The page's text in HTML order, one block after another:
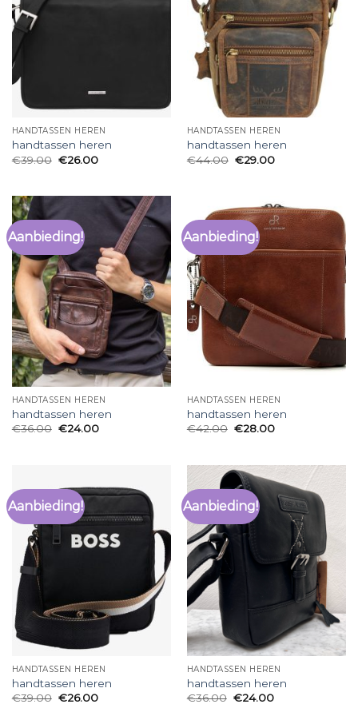
HANDTASSEN HEREN
handtassen heren
€39.00 €26.00
HANDTASSEN HEREN
handtassen heren
€44.00 €29.00
Aanbieding!
HANDTASSEN HEREN
handtassen heren
€36.00 €24.00
Aanbieding!
HANDTASSEN HEREN
handtassen heren
€42.00 €28.00
Aanbieding!
HANDTASSEN HEREN
handtassen heren
€39.00 €26.00
Aanbieding!
HANDTASSEN HEREN
handtassen heren
€36.00 €24.00